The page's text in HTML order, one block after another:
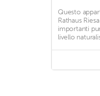
Questo
Rathaus
importanti
livello